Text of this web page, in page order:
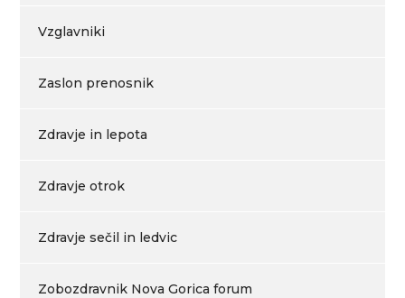
Vzglavniki
Zaslon prenosnik
Zdravje in lepota
Zdravje otrok
Zdravje sečil in ledvic
Zobozdravnik Nova Gorica forum